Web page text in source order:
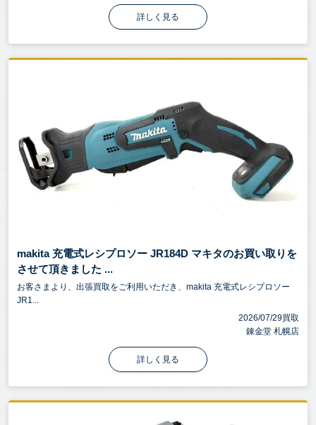
詳しく見る
makita 充電式レシプロソー JR184D マキタのお買い取りを
させて頂きました ...
お客さまより、出張買取をご利用いただき、makita 充電式レシプロソー
JR1...
2026/07/29買取
錬金堂 札幌店
詳しく見る